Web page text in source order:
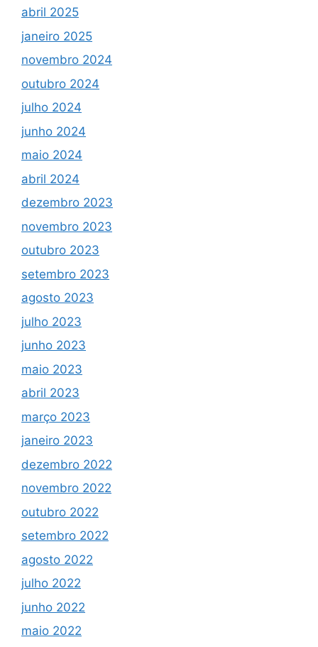
abril 2025
janeiro 2025
novembro 2024
outubro 2024
julho 2024
junho 2024
maio 2024
abril 2024
dezembro 2023
novembro 2023
outubro 2023
setembro 2023
agosto 2023
julho 2023
junho 2023
maio 2023
abril 2023
março 2023
janeiro 2023
dezembro 2022
novembro 2022
outubro 2022
setembro 2022
agosto 2022
julho 2022
junho 2022
maio 2022